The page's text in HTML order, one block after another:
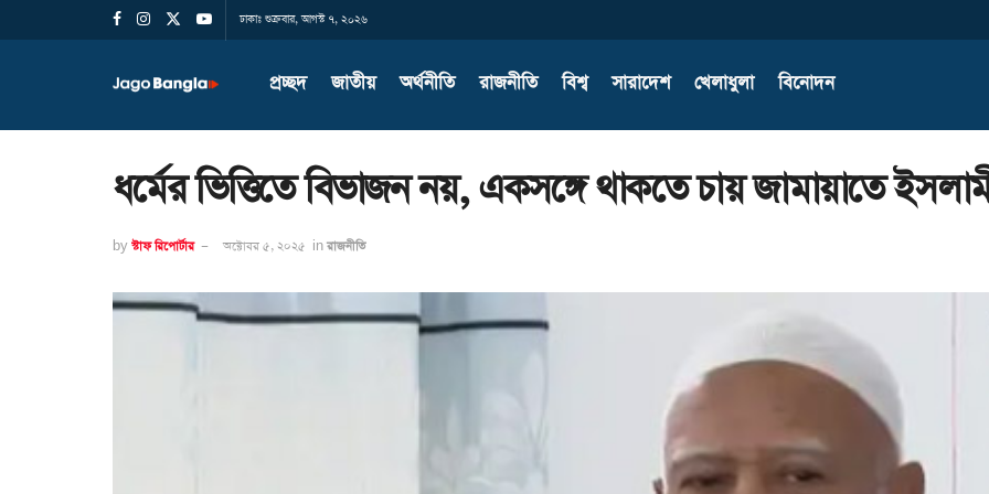
ঢাকাঃ শুক্রবার, আগস্ট ৭, ২০২৬
প্রচ্ছদ জাতীয় অর্থনীতি রাজনীতি বিশ্ব সারাদেশ খেলাধুলা বিনোদন
ধর্মের ভিত্তিতে বিভাজন নয়, একসঙ্গে থাকতে চায় জামায়াতে
by স্টাফ রিপোর্টার অক্টোবর ৫, ২০২৫ in রাজনীতি